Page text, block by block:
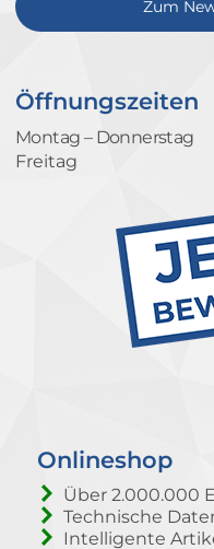
KanalProfil
Zum
Öffnungszeiten
Montag – Donnerstag
Freitag
Onlineshop
Über 2.000.000
Technische
Intelligente